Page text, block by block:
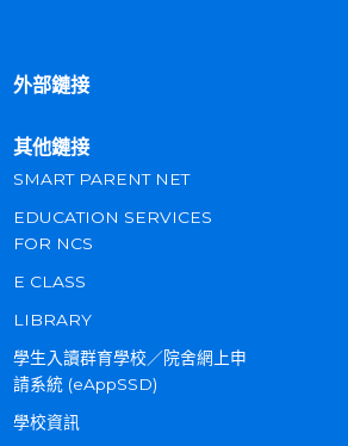
外部鏈接
其他鏈接
SMART PARENT NET
EDUCATION SERVICES
FOR NCS
E CLASS
LIBRARY
學生入讀群育學校／院舍網上申
請系統 (eAppSSD)
學校資訊